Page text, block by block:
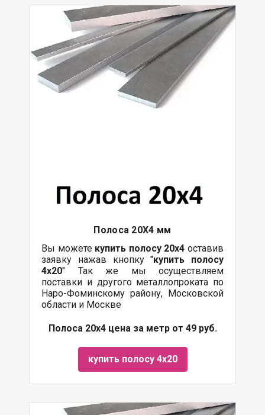
Полоса 20Х4 мм
Вы можете купить полосу 20х4 оставив
заявку нажав кнопку "купить полосу
4х20" Так же мы осуществляем
поставки и другого металлопроката по
Наро-Фоминскому району, Московской
области и Москве
Полоса 20х4 цена за метр от 49 руб.
купить полосу 4х20